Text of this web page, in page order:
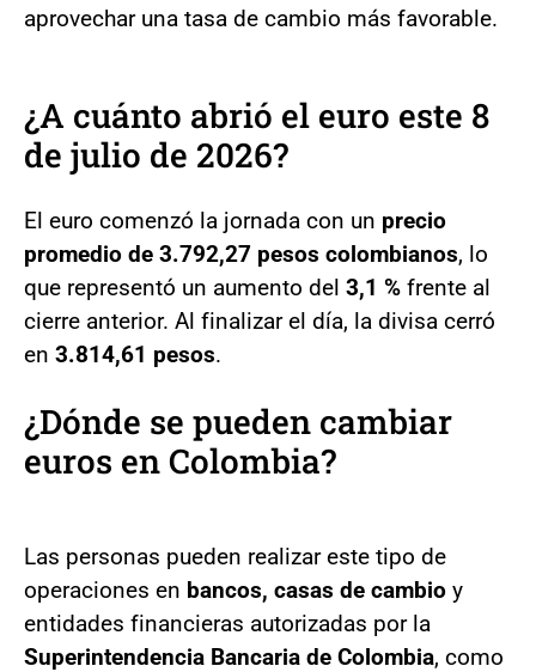
aprovechar una tasa de cambio más favorable.
¿A cuánto abrió el euro este 8
de julio de 2026?
El euro comenzó la jornada con un precio
promedio de 3.792,27 pesos colombianos, lo
que representó un aumento del 3,1 % frente al
cierre anterior. Al finalizar el día, la divisa cerró
en 3.814,61 pesos.
¿Dónde se pueden cambiar
euros en Colombia?
Las personas pueden realizar este tipo de
operaciones en bancos, casas de cambio y
entidades financieras autorizadas por la
Superintendencia Bancaria de Colombia, como